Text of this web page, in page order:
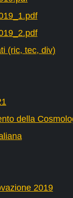
(ric, tec, div)
della
2019